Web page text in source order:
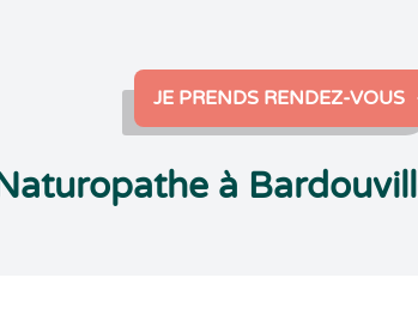
JE PRENDS RENDEZ-VOUS
à